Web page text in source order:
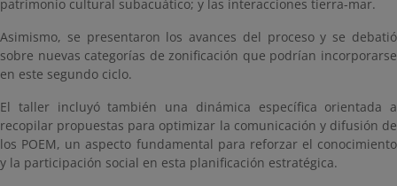
patrimonio cultural subacuático; y las interacciones tierra-mar.
Asimismo, se presentaron los avances del proceso y se debatió
sobre nuevas categorías de zonificación que podrían incorporarse
en este segundo ciclo.
El taller incluyó también una dinámica específica orientada a
recopilar propuestas para optimizar la comunicación y difusión de
los POEM, un aspecto fundamental para reforzar el conocimiento
y la participación social en esta planificación estratégica.